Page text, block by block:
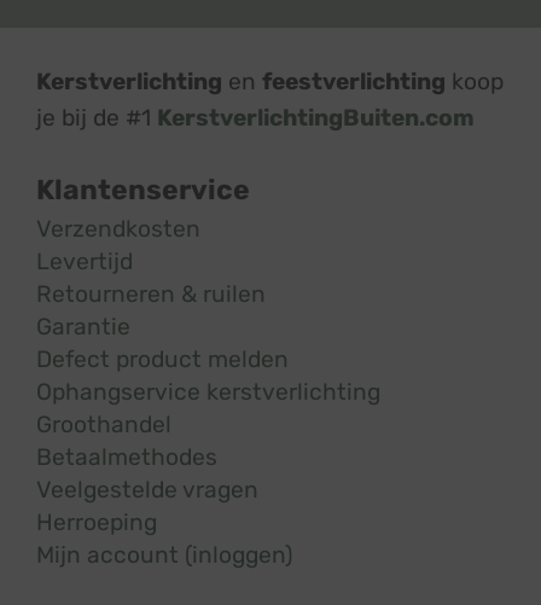
Kerstverlichting en feestverlichting koop
je bij de #1 KerstverlichtingBuiten.com
Klantenservice
Verzendkosten
Levertijd
Retourneren & ruilen
Garantie
Defect product melden
Ophangservice kerstverlichting
Groothandel
Betaalmethodes
Veelgestelde vragen
Herroeping
Mijn account (inloggen)